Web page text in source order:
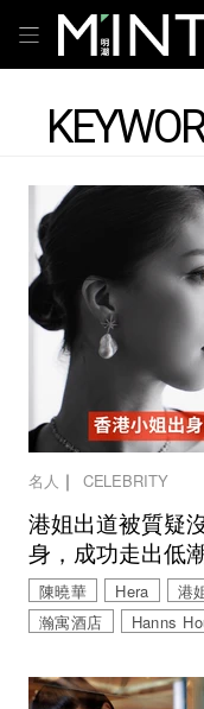
名人 ｜ CELEBRITY
港姐出道被質疑
身，成功走出低
陳曉華 Hera 港
瀚寓酒店
Hanns